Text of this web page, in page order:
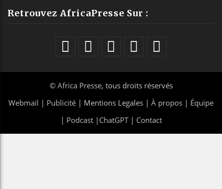
Retrouvez AfricaPresse Sur :
© Africa Presse, tous droits réservés
Webmail | Publicité | Mentions Legales | À propos | Équipe
| Podcast| ChatGPT| Contact